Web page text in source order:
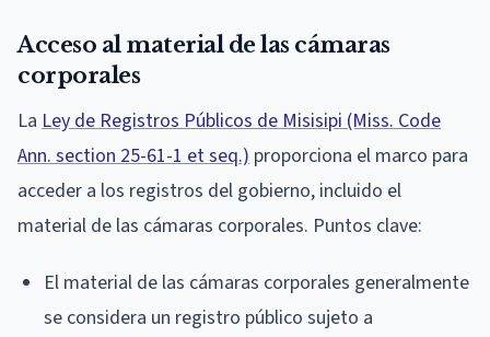
Acceso al material de las cámaras
corporales
La Ley de Registros Públicos de Misisipi (Miss. Code
Ann. section 25-61-1 et seq.) proporciona el marco para
acceder a los registros del gobierno, incluido el
material de las cámaras corporales. Puntos clave:
El material de las cámaras corporales generalmente
se considera un registro público sujeto a